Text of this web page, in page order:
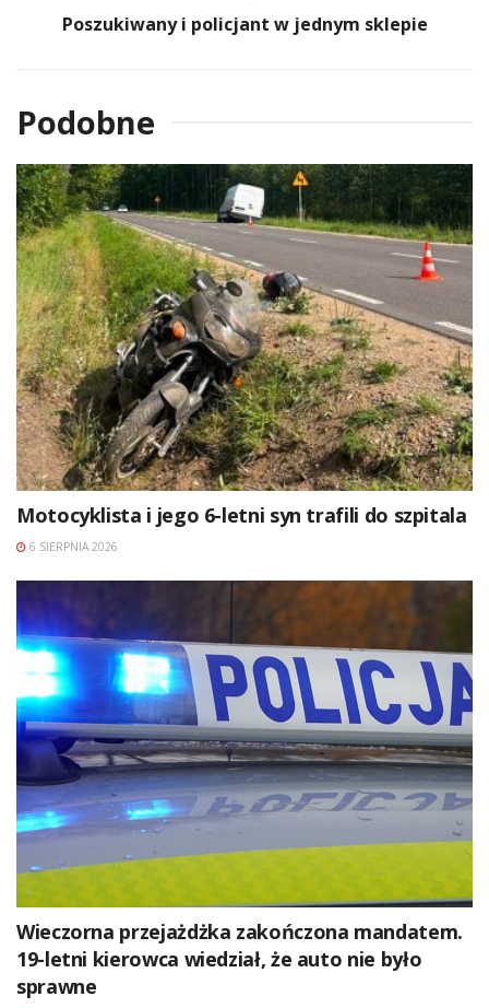
Poszukiwany i policjant w jednym sklepie
Podobne
Motocyklista i jego 6-letni syn trafili do szpitala
6 SIERPNIA 2026
Wieczorna przejażdżka zakończona mandatem.
19-letni kierowca wiedział, że auto nie było
sprawne